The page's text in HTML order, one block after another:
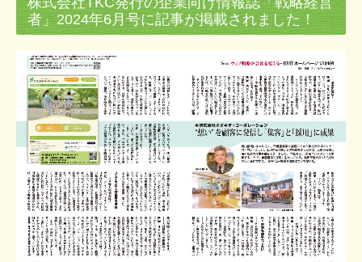
賃貸・ファミリー
賃貸・単身者
賃貸・一戸建
賃貸・店舗／事務所
賃貸・駐車場
駐車場申込書（個人の方）
駐車場申込書（法人の方）
採用情報
当社の魅力
者」2024年6月号に記事が掲載されました！